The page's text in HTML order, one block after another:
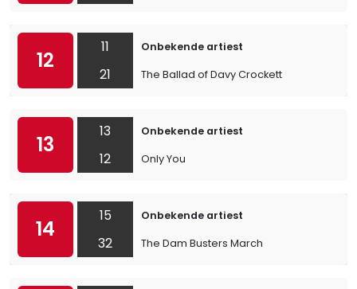
12
11
21
Onbekende artiest
The Ballad of Davy Crockett
13
13
12
Onbekende artiest
Only You
14
15
32
Onbekende artiest
The Dam Busters March